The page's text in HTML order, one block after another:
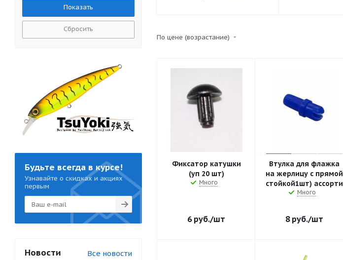
По цене (возрастание)
Фиксатор катушки
(уп 20 шт)
Много
6руб./шт
Втулка для флажка
на жерлицу с прямой
стойкой1шт) ассорти
Много
8руб./шт
Сбросить
Будьте всегда в курсе!
Узнавайте о скидках и акциях
первым
Новости Все новости